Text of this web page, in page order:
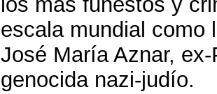
escala mundial como
José María Aznar,
genocida nazi-judío.